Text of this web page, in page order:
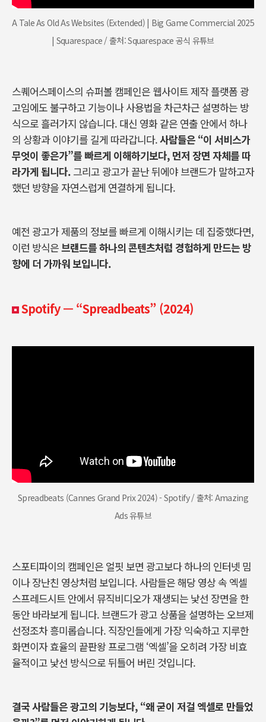
A Tale As Old As Websites (Extended) | Big Game Commercial 2025
| Squarespace / 출처: Squarespace 공식 유튜브
스퀘어스페이스의 슈퍼볼 캠페인은 웹사이트 제작 플랫폼 광
고임에도 불구하고 기능이나 사용법을 차근차근 설명하는 방
식으로 흘러가지 않습니다. 대신 영화 같은 연출 안에서 하나
의 상황과 이야기를 길게 따라갑니다.사람들은 “이 서비스가
무엇이 좋은가”를 빠르게 이해하기보다, 먼저 장면 자체를 따
라가게 됩니다. 그리고 광고가 끝난 뒤에야 브랜드가 말하고자
했던 방향을 자연스럽게 연결하게 됩니다.
예전 광고가 제품의 정보를 빠르게 이해시키는 데 집중했다면,
이런 방식은브랜드를 하나의 콘텐츠처럼 경험하게 만드는 방
향에 더 가까워 보입니다.
Spotify — “Spreadbeats” (2024)
Spreadbeats (Cannes Grand Prix 2024) - Spotify / 출처: Amazing
Ads 유튜브
스포티파이의 캠페인은 얼핏 보면 광고보다 하나의 인터넷 밈
이나 장난친 영상처럼 보입니다. 사람들은 해당 영상 속 엑셀
스프레드시트 안에서 뮤직비디오가 재생되는 낯선 장면을 한
동안 바라보게 됩니다. 브랜드가 광고 상품을 설명하는 오브제
선정조차 흥미롭습니다. 직장인들에게 가장 익숙하고 지루한
화면이자 효율의 끝판왕 프로그램 ‘엑셀’을 오히려 가장 비효
율적이고 낯선 방식으로 뒤틀어 버린 것입니다.
결국 사람들은 광고의 기능보다, “왜 굳이 저걸 엑셀로 만들었